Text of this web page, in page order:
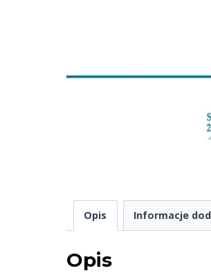
Opis Informacje
Opis